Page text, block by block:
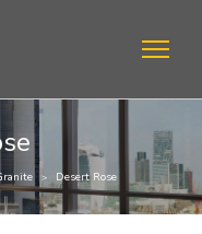
> Desert Rose